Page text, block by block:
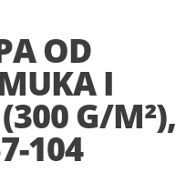
OD
I
G/M²),
104